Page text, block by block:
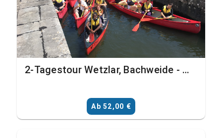
2-Tagestour Wetzlar, Bachweide - Weilburg, Ahausen (Bildungsinstitutionen mit Transfer)
Ab 52,00 €